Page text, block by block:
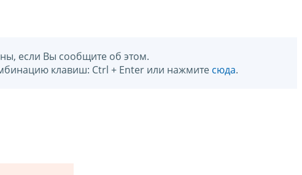
если Вы сообщите об этом.
клавиш: Ctrl + Enter или нажмите сюда.